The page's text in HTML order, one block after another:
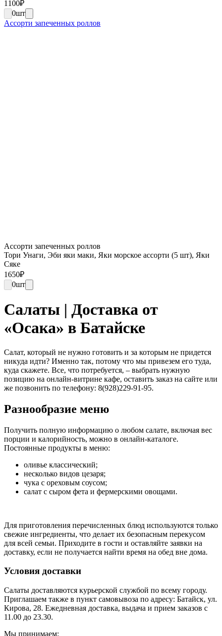
1100₽
0шт
Ассорти запеченных роллов
Ассорти запеченных роллов
Тори Унаги, Эби яки маки, Яки морское ассорти (5 шт), Яки
Сяке
1650₽
0шт
Салаты | Доставка от
«Осака» в Батайске
Салат, который не нужно готовить и за которым не придется
никуда идти? Именно так, потому что мы привезем его туда,
куда скажете. Все, что потребуется, – выбрать нужную
позицию на онлайн-витрине кафе, оставить заказ на сайте или
же позвонить по телефону: 8(928)229-91-95.
Разнообразие меню
Получить полную информацию о любом салате, включая вес
порции и калорийность, можно в онлайн-каталоге.
Постоянные продукты в меню:
оливье классический;
несколько видов цезаря;
чука с ореховым соусом;
салат с сыром фета и фермерскими овощами.
Для приготовления перечисленных блюд используются только
свежие ингредиенты, что делает их безопасным перекусом
для всей семьи. Приходите в гости и оставляйте заявки на
доставку, если не получается найти время на обед вне дома.
Условия доставки
Салаты доставляются курьерской службой по всему городу.
Приглашаем также в пункт самовывоза по адресу: Батайск, ул.
Кирова, 28. Ежедневная доставка, выдача и прием заказов с
11.00 до 23.30.
Мы принимаем: